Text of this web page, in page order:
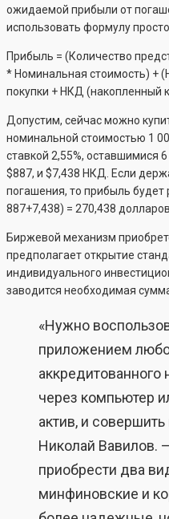
ожидаемой прибыли от
использовать формулу
Прибыль = (Количество
* Номинальная стоимость) +
покупки + НКД (накопленный
Допустим, сейчас можно
номинальной стоимостью 1
ставкой 2,55%, оставшимися
$887, и $7,438 НКД. Если
погашения, то прибыль
887+7,438) = 270,438
Биржевой механизм
предполагает открытие
индивидуального
заводится необходимая
«Нужно
приложением
через компьютер
актив, и
Николай Вавилов.
приобрести два
минфиновские и